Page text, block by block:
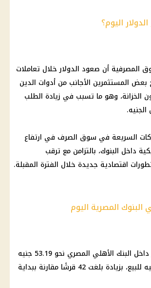
اليوم؟
المصرفية أن صعود الدولار خلال تعاملات
بعض المستثمرين الأجانب من أدوات الدين
الخزانة، وهو ما تسبب في زيادة الطلب
السريعة في سوق الصرف في ارتفاع
داخل البنوك، بالتزامن مع ترقب
اقتصادية جديدة خلال الفترة المقبلة.
البنوك المصرية اليوم
سجل سعر الدولار داخل البنك الأهلي المصري نحو 53.19 جنيه
للشراء و53.29 جنيه للبيع، بزيادة بلغت 42 قرشًا مقارنة ببداية